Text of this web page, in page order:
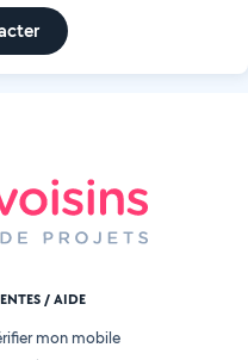
/ AIDE
mon mobile